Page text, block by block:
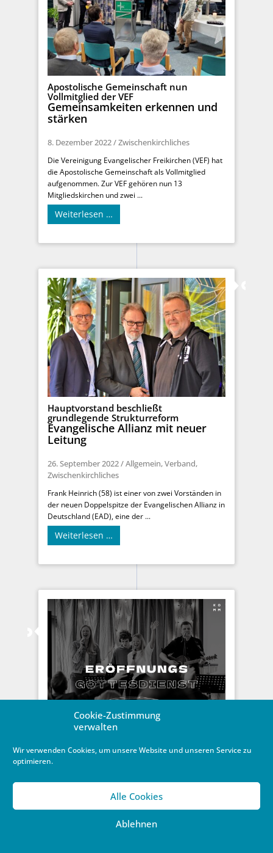
Cookie-Zustimmung
verwalten
Wir verwenden Cookies, um unsere Website und unseren Service zu
optimieren.
Alle Cookies
Ablehnen
Apostolische Gemeinschaft nun
Vollmitglied der VEF
Gemeinsamkeiten erkennen und
stärken
8. Dezember 2022/Zwischenkirchliches
Die Vereinigung Evangelischer Freikirchen (VEF) hat
die Apostolische Gemeinschaft als Vollmitglied
aufgenommen. Zur VEF gehören nun 13
Mitgliedskirchen und zwei ...
Weiterlesen …
Hauptvorstand beschließt
grundlegende Strukturreform
Evangelische Allianz mit neuer
Leitung
26. September 2022/Allgemein,Verband,
Zwischenkirchliches
Frank Heinrich (58) ist einer von zwei Vorständen in
der neuen Doppelspitze der Evangelischen Allianz in
Deutschland (EAD), eine der ...
Weiterlesen …
Gemeindegründung
Einweyhung der Komm-Kirche